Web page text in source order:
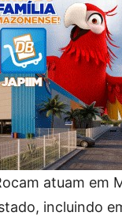
atuam em
incluindo